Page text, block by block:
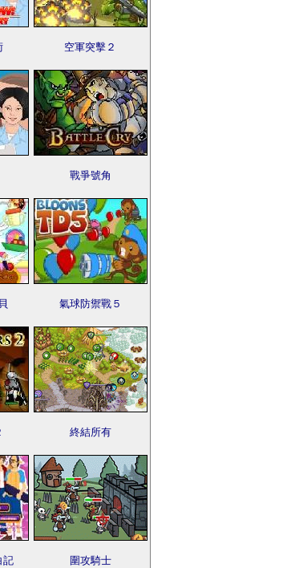
空軍突擊２
戰爭號角
氣球防禦戰５
終結所有
記 圍攻騎士